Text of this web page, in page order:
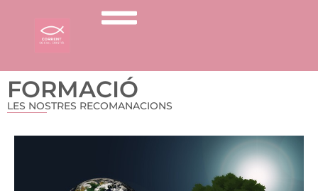
FORMACIÓ
LES NOSTRES RECOMANACIONS